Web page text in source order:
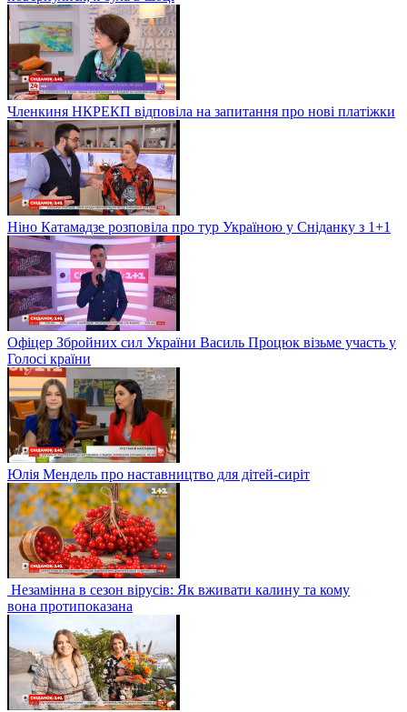
Членкиня НКРЕКП відповіла на запитання про нові платіжки
Ніно Катамадзе розповіла про тур Україною у Сніданку з 1+1
Офіцер Збройних сил України Василь Процюк візьме участь у
Голосі країни
Юлія Мендель про наставництво для дітей-сиріт
Незамінна в сезон вірусів: Як вживати калину та кому
вона протипоказана